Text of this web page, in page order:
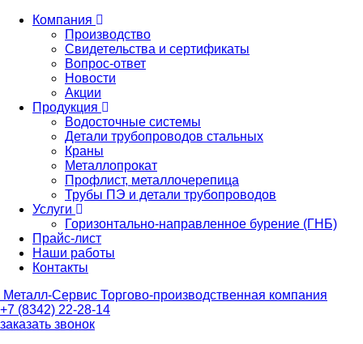
Компания
Производство
Свидетельства и сертификаты
Вопрос-ответ
Новости
Акции
Продукция
Водосточные системы
Детали трубопроводов стальных
Краны
Металлопрокат
Профлист, металлочерепица
Трубы ПЭ и детали трубопроводов
Услуги
Горизонтально-направленное бурение (ГНБ)
Прайс-лист
Наши работы
Контакты
Металл-Сервис Торгово-производственная компания
+7 (8342) 22-28-14
заказать звонок